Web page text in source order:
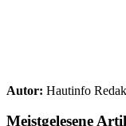
Autor: Hautinfo
Meistgelesene